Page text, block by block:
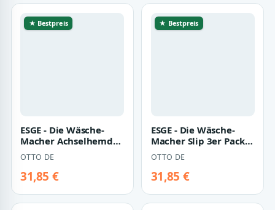
★ Bestpreis
ESGE - Die Wäsche-
Macher Achselhemd
3er Pack Herren City
Shirt Royal F…
OTTO DE
31,85 €
★ Bestpreis
ESGE - Die Wäsche-
Macher Slip 3er Pack
Herren Slip Jeans
(Packung, 3-S…
OTTO DE
31,85 €